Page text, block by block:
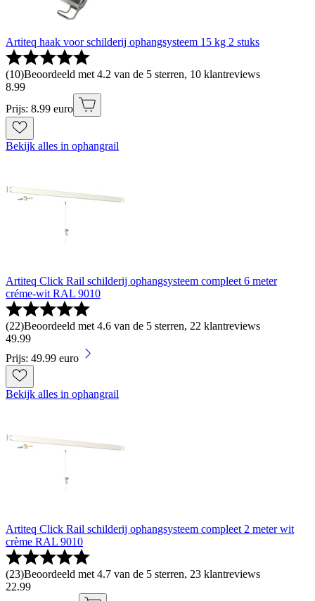
Artiteq haak voor schilderij ophangsysteem 15 kg 2 stuks
(10)Beoordeeld met 4.2 van de 5 sterren, 10 klantreviews
8.99
Prijs: 8.99 euro
Bekijk alles in ophangrail
Artiteq Click Rail schilderij ophangsysteem compleet 6 meter
créme-wit RAL 9010
(22)Beoordeeld met 4.6 van de 5 sterren, 22 klantreviews
49.99
Prijs: 49.99 euro
Bekijk alles in ophangrail
Artiteq Click Rail schilderij ophangsysteem compleet 2 meter wit
crème RAL 9010
(23)Beoordeeld met 4.7 van de 5 sterren, 23 klantreviews
22.99